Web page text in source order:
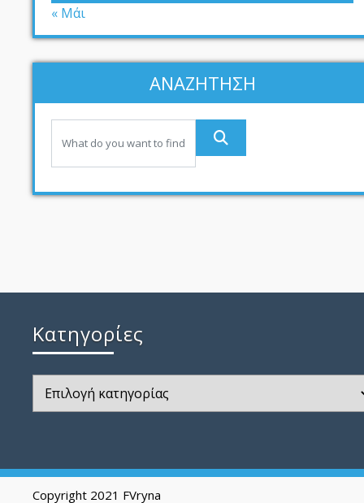
« Μάι
ΑΝΑΖΗΤΗΣΗ
Kατηγορίες
Kατηγορίες
Copyright 2021 FVryna